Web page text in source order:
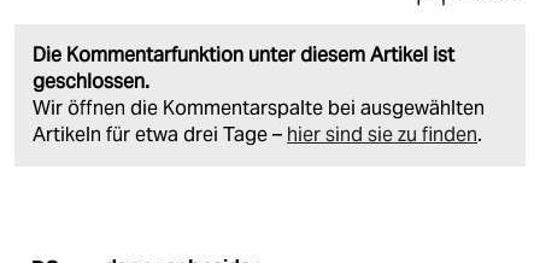
Die Kommentarfunktion unter diesem Artikel ist
geschlossen.
Wir öffnen die Kommentarspalte bei ausgewählten
Artikeln für etwa drei Tage – hier sind sie zu finden.